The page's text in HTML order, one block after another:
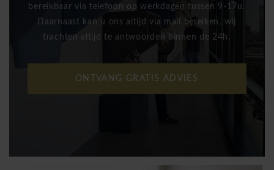
bereikbaar via telefoon op werkdagen tussen 9-17u.
Daarnaast kan u ons altijd via mail bereiken, wij
trachten altijd te antwoorden binnen de 24h.
ONTVANG GRATIS ADVIES